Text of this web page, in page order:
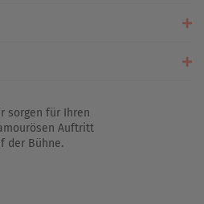
sorgen für Ihren
Auftritt
der Bühne.